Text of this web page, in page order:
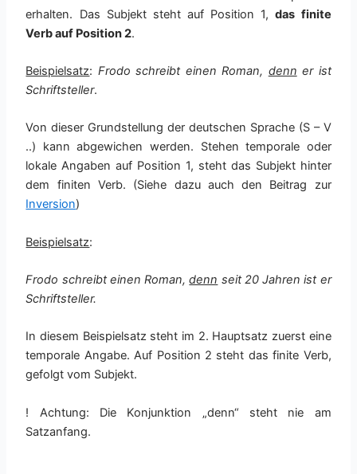
erhalten. Das Subjekt steht auf Position 1,das finite
Verb auf Position 2.
Beispielsatz: Frodo schreibt einen Roman, denn er ist
Schriftsteller.
Von dieser Grundstellung der deutschen Sprache (S – V
..) kann abgewichen werden. Stehen temporale oder
lokale Angaben auf Position 1, steht das Subjekt hinter
dem finiten Verb. (Siehe dazu auch den Beitrag zur
Inversion)
Beispielsatz:
Frodo schreibt einen Roman,denn seit 20 Jahren ist er
Schriftsteller.
In diesem Beispielsatz steht im 2. Hauptsatz zuerst eine
temporale Angabe. Auf Position 2 steht das finite Verb,
gefolgt vom Subjekt.
! Achtung: Die Konjunktion „denn“ steht nie am
Satzanfang.